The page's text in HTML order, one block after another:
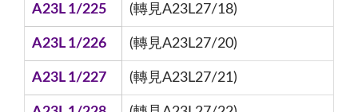
A23L 1/225 (轉見A23L27/18)
A23L 1/226 (轉見A23L27/20)
A23L 1/227 (轉見A23L27/21)